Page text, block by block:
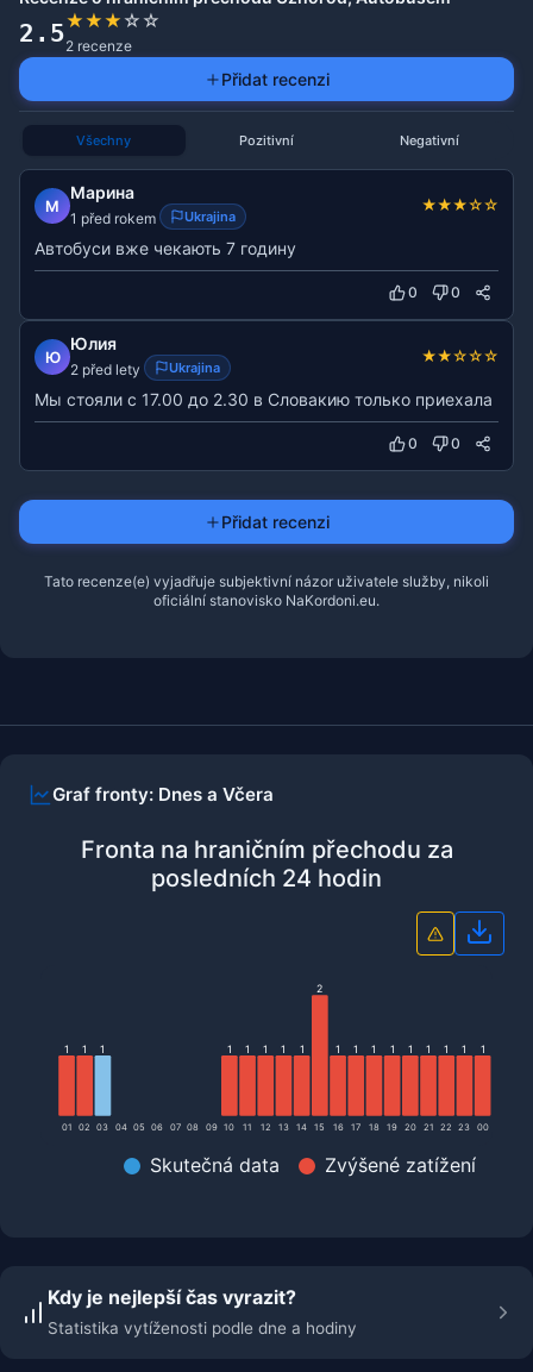
Graf fronty: Dnes a Včera
Fronta na hraničním přechodu za
posledních 24 hodin
1
01
1
02
1
03 04 05 06 07 08 09
1
10
1
11
1
12
1
13
1
14
2
15
1
16
1
17
1
18
1
19
1
20
1
21
1
22
1
23
1
00
Skutečná data Zvýšené zatížení
Kdy je nejlepší čas vyrazit?
Statistika vytíženosti podle dne a hodiny
2.5★★★☆☆
2 recenze
Přidat recenzi
Všechny Pozitivní Negativní
М
Марина
1 před rokem Ukrajina
★★★☆☆
Автобуси вже чекають 7 годину
0 0
Ю
Юлия
2 před lety Ukrajina
★★☆☆☆
Мы стояли с 17.00 до 2.30 в Словакию только приехала
0 0
Přidat recenzi
Tato recenze(e) vyjadřuje subjektivní názor uživatele služby, nikoli
oficiální stanovisko NaKordoni.eu.